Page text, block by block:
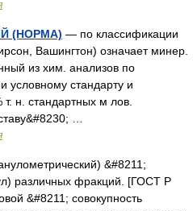
(НОРМА) — по классификации
Вашингтон) означает минер.
из хим. анализов по
условному стандарту и
н. стандартных м лов.
…
&#8211;
различных фракций. [ГОСТ Р
&#8211; совокупность